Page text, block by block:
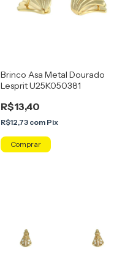
Brinco Asa Metal Dourado
Lesprit U25K050381
R$13,40
R$12,73 com Pix